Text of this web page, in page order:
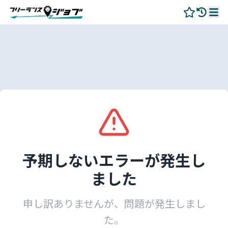
予期しないエラーが発生し
ました
申し訳ありませんが、問題が発生しまし
た。